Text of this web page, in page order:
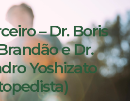
– Dr. Boris
e Dr.
Yoshizato